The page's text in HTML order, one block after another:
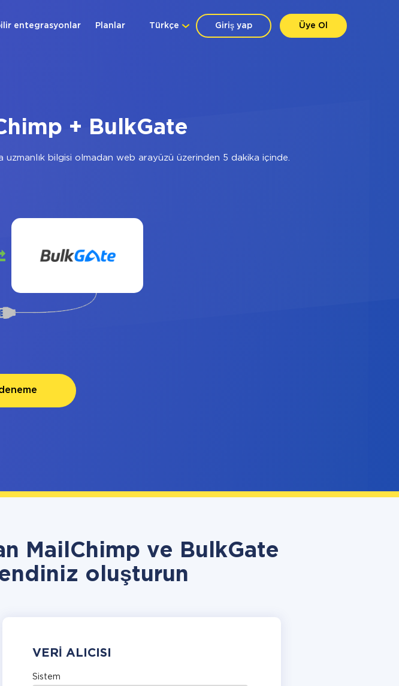
Giriş yap Üye Ol
Türkçe
entegrasyonlar Planlar
+ BulkGate
bilgisi olmadan web arayüzü üzerinden 5 dakika içinde.
MailChimp ve BulkGate
oluşturun
VERI ALICISI
Sistem